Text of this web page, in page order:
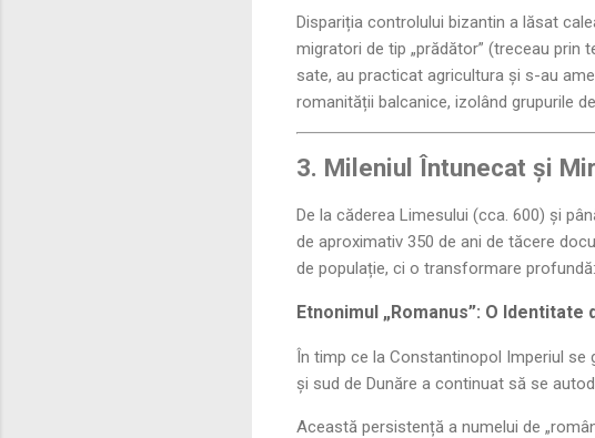
Dispariția controlului bizantin a lăsat
migratori de tip „prădător” (treceau prin
sate, au practicat agricultura și s-au
romanității balcanice, izolând grupurile
3. Mileniul Întunecat și
De la căderea Limesului (cca. 600) și
de aproximativ 350 de ani de tăcere
de populație, ci o transformare profundă:
Etnonimul „Romanus”: O Identitate
În timp ce la Constantinopol Imperiul se
și sud de Dunăre a continuat să se
Această persistență a numelui de